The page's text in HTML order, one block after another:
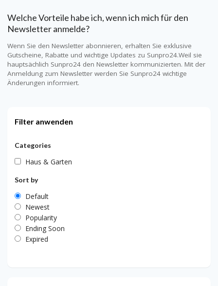
Welche Vorteile habe ich, wenn ich mich für den
Newsletter anmelde?
Wenn Sie den Newsletter abonnieren, erhalten Sie exklusive
Gutscheine, Rabatte und wichtige Updates zu Sunpro24.Weil sie
hauptsächlich Sunpro24 den Newsletter kommunizierten. Mit der
Anmeldung zum Newsletter werden Sie Sunpro24 wichtige
Änderungen informiert.
Filter anwenden
Categories
Haus & Garten
Sort by
Default
Newest
Popularity
Ending Soon
Expired